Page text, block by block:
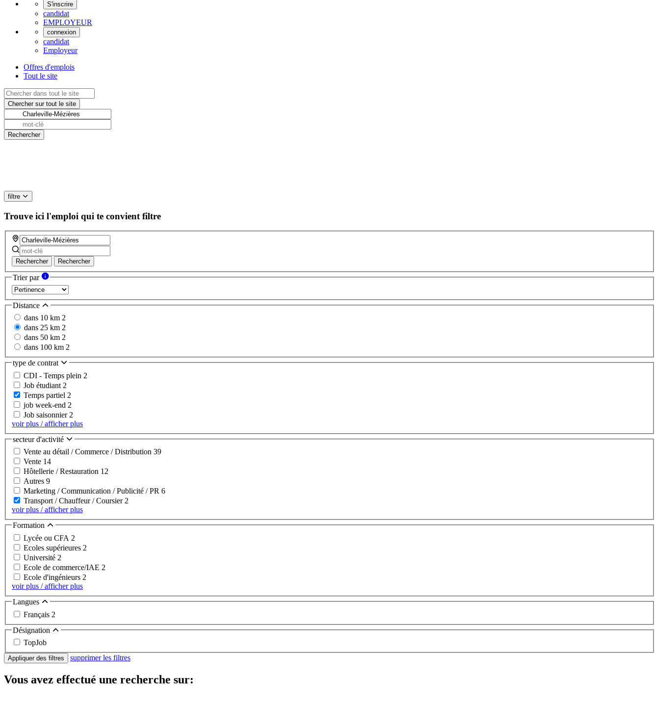
S'inscrire
candidat
EMPLOYEUR
connexion
candidat
Employeur
Offres d'emplois
Tout le site
filtre
Trouve ici l'emploi qui te convient filtre
Rechercher Rechercher
Trier par
Distance
dans 10 km 2
dans 25 km 2
dans 50 km 2
dans 100 km 2
type de contrat
CDI - Temps plein 2
Job étudiant 2
Temps partiel 2
job week-end 2
Job saisonnier 2
voir plus / afficher plus
secteur d'activité
Vente au détail / Commerce / Distribution 39
Vente 14
Hôtellerie / Restauration 12
Autres 9
Marketing / Communication / Publicité / PR 6
Transport / Chauffeur / Coursier2
voir plus / afficher plus
Formation
Lycée ou CFA 2
Ecoles supérieures 2
Université 2
Ecole de commerce/IAE 2
Ecole d'ingénieurs 2
voir plus / afficher plus
Langues
Français 2
Désignation
TopJob
Appliquer des filtres supprimer les filtres
Vous avez effectué une recherche sur: